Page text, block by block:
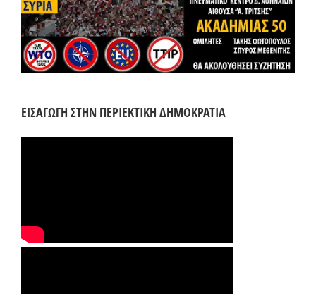
ΕΙΣΑΓΩΓΗ ΣΤΗΝ ΠΕΡΙΕΚΤΙΚΗ ΔΗΜΟΚΡΑΤΙΑ